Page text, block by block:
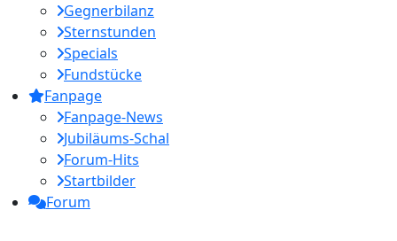
Gegnerbilanz
Sternstunden
Specials
Fundstücke
Fanpage
Fanpage-News
Jubiläums-Schal
Forum-Hits
Startbilder
Forum